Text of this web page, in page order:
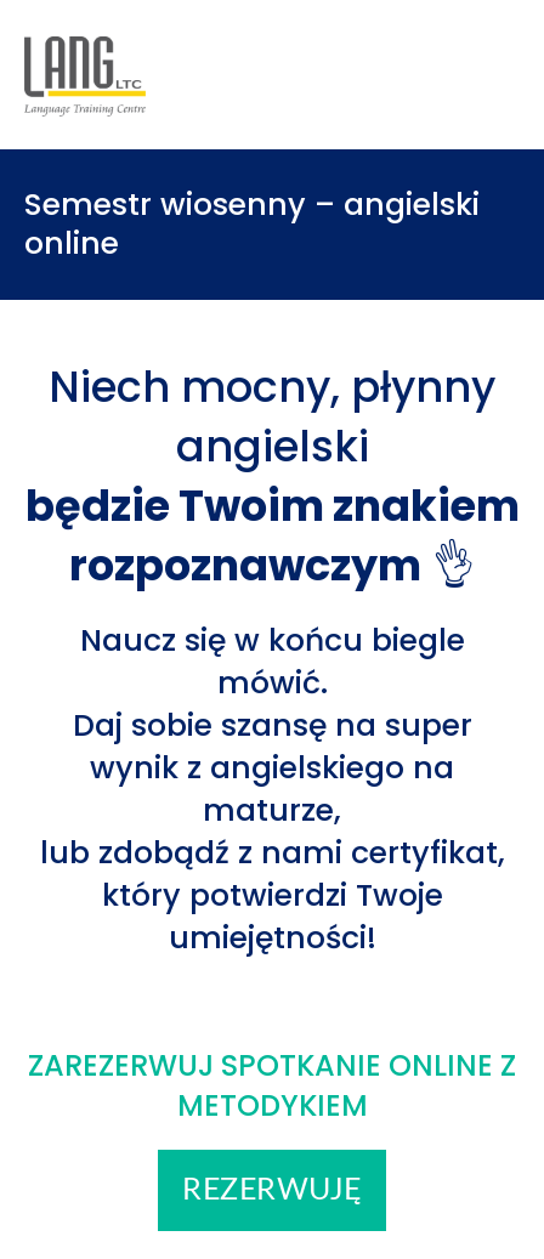
Semestr wiosenny – angielski
online
Niech mocny, płynny
angielski
będzie Twoim znakiem
rozpoznawczym 👌
Naucz się w końcu biegle
mówić.
Daj sobie szansę na super
wynik z angielskiego na
maturze,
lub zdobądź z nami certyfikat,
który potwierdzi Twoje
umiejętności!
ZAREZERWUJ SPOTKANIE ONLINE Z
METODYKIEM
REZERWUJĘ